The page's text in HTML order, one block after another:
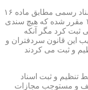
مبحث سوم): موانع موجود برای تنظیم اسناد رسمی مطابق ماده ۱۶
آیین نامه دفاتر اسناد رسمی مصوب ۱۳۱۷ مقرر شده که هیچ سندی
ثبت کرد مگر آنکه
این قانون سردفتران و
و ثبت می کردند
فقط تنظیم و ثبت اسناد
و مستوجب مجازات